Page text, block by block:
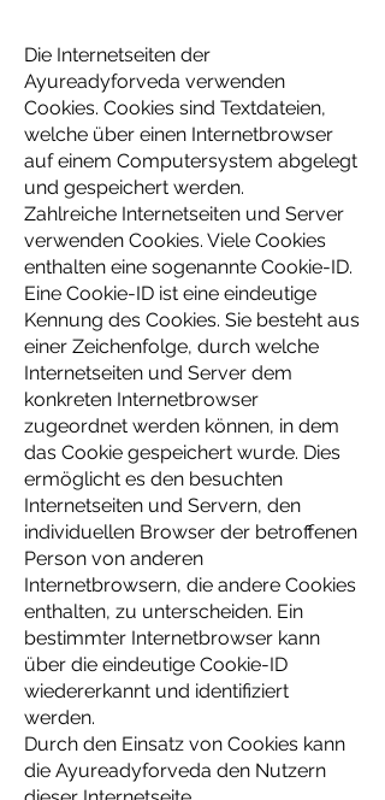
Die Internetseiten der
Ayureadyforveda verwenden
Cookies. Cookies sind Textdateien,
welche über einen Internetbrowser
auf einem Computersystem abgelegt
und gespeichert werden.
Zahlreiche Internetseiten und Server
verwenden Cookies. Viele Cookies
enthalten eine sogenannte Cookie-ID.
Eine Cookie-ID ist eine eindeutige
Kennung des Cookies. Sie besteht aus
einer Zeichenfolge, durch welche
Internetseiten und Server dem
konkreten Internetbrowser
zugeordnet werden können, in dem
das Cookie gespeichert wurde. Dies
ermöglicht es den besuchten
Internetseiten und Servern, den
individuellen Browser der betroffenen
Person von anderen
Internetbrowsern, die andere Cookies
enthalten, zu unterscheiden. Ein
bestimmter Internetbrowser kann
über die eindeutige Cookie-ID
wiedererkannt und identifiziert
werden.
Durch den Einsatz von Cookies kann
die Ayureadyforveda den Nutzern